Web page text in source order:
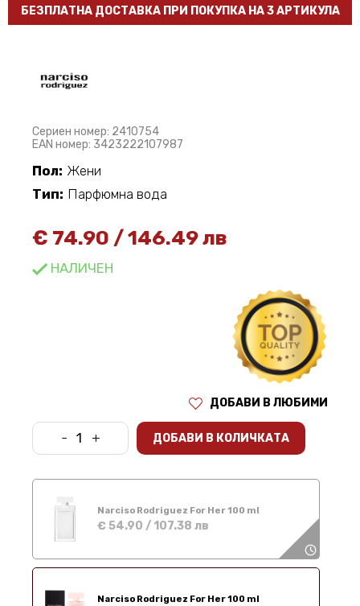
БЕЗПЛАТНА ДОСТАВКА ПРИ ПОКУПКА НА 3 АРТИКУЛА
Сериен номер: 2410754
EAN номер: 3423222107987
Пол: Жени
Тип: Парфюмна вода
€ 74.90 /146.49 лв
НАЛИЧЕН
ДОБАВИ В ЛЮБИМИ
- + ДОБАВИ В КОЛИЧКАТА
Narciso Rodriguez For Her 100 ml
€ 54.90 / 107.38 лв
Narciso Rodriguez For Her 100 ml